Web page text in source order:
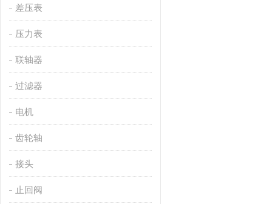
差压表
压力表
联轴器
过滤器
电机
齿轮轴
接头
止回阀